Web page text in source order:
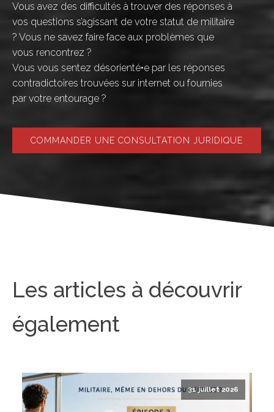
Vous avez des difficultés à trouver des réponses à
vos questions s’agissant de votre statut de militaire
? Vous ne savez faire face aux problèmes que
vous rencontrez ?
Vous vous sentez désorienté•e par les réponses
contradictoires trouvées sur internet ou fournies
par votre entourage ?
COMMANDER UNE CONSULTATION JURIDIQUE
Les articles à découvrir
également
31 juillet 2026